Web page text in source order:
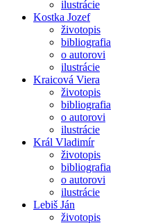
ilustrácie
Kostka Jozef
životopis
bibliografia
o autorovi
ilustrácie
Kraicová Viera
životopis
bibliografia
o autorovi
ilustrácie
Král Vladimír
životopis
bibliografia
o autorovi
ilustrácie
Lebiš Ján
životopis